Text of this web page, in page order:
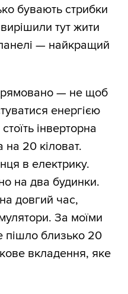
бувають стрибки
тут жити
— найкращий
— не щоб
енергією
інверторна
на 20 кіловат.
в електрику.
на два будинки.
довгий час,
За моїми
пішло близько 20
вкладення, яке